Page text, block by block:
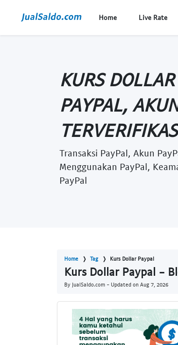
Home Live Rate
KURS
PAYPAL,
Transaksi PayPal, Akun
Menggunakan PayPal,
PayPal
Home Tag Kurs Dollar Paypal
Kurs Dollar Paypal -
By JualSaldo.com - Updated on Aug 7, 2026